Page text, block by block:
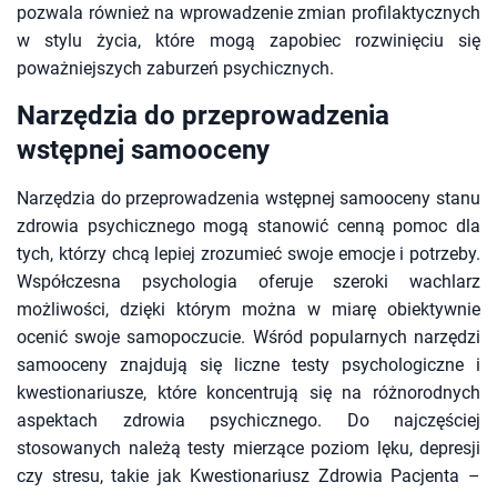
pozwala również na wprowadzenie zmian profilaktycznych
w stylu życia, które mogą zapobiec rozwinięciu się
poważniejszych zaburzeń psychicznych.
Narzędzia do przeprowadzenia
wstępnej samooceny
Narzędzia do przeprowadzenia wstępnej samooceny stanu
zdrowia psychicznego mogą stanowić cenną pomoc dla
tych, którzy chcą lepiej zrozumieć swoje emocje i potrzeby.
Współczesna psychologia oferuje szeroki wachlarz
możliwości, dzięki którym można w miarę obiektywnie
ocenić swoje samopoczucie. Wśród popularnych narzędzi
samooceny znajdują się liczne testy psychologiczne i
kwestionariusze, które koncentrują się na różnorodnych
aspektach zdrowia psychicznego. Do najczęściej
stosowanych należą testy mierzące poziom lęku, depresji
czy stresu, takie jak Kwestionariusz Zdrowia Pacjenta –